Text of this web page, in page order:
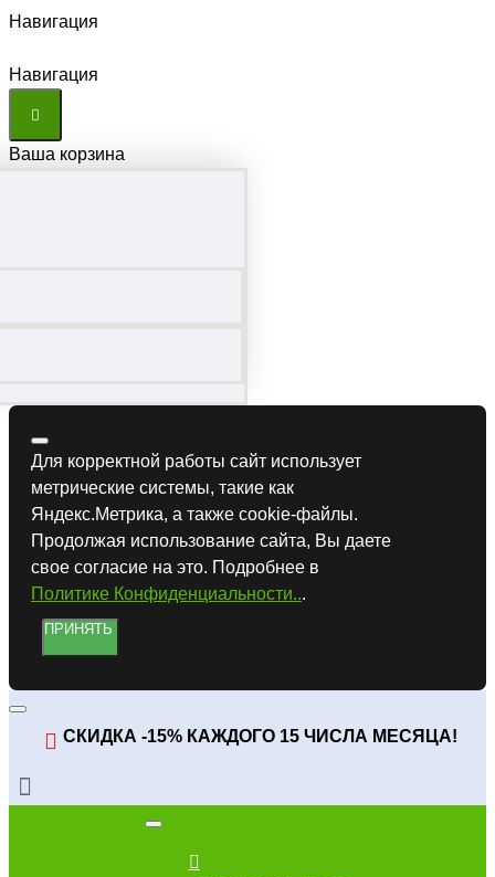
Навигация
Навигация
Ваша корзина
Для корректной работы сайт использует
метрические системы, такие как
Яндекс.Метрика, а также cookie-файлы.
Продолжая использование сайта, Вы даете
свое согласие на это. Подробнее в
Политике Конфиденциальности...
ПРИНЯТЬ
СКИДКА -15% КАЖДОГО 15 ЧИСЛА МЕСЯЦА!